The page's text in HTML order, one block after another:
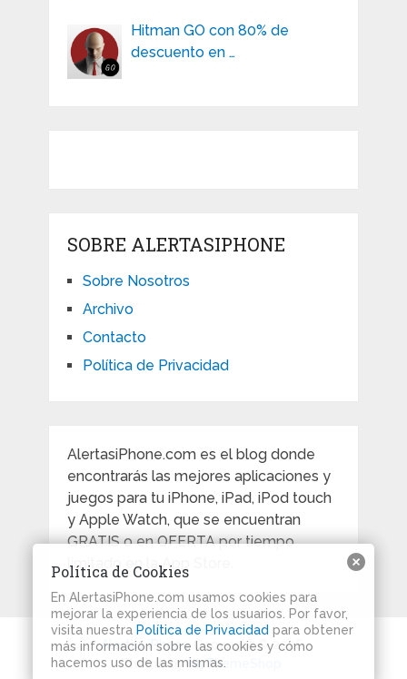
Hitman GO con 80% de
descuento en …
SOBRE ALERTASIPHONE
Sobre Nosotros
Archivo
Contacto
Política de Privacidad
AlertasiPhone.com es el blog donde
encontrarás las mejores aplicaciones y
juegos para tu iPhone, iPad, iPod touch
y Apple Watch, que se encuentran
GRATIS o en OFERTA por tiempo
limitado en la App Store.
Alertas iPhoneCopyright © 2026.
Theme byMyThemeShop
Política de Cookies
En AlertasiPhone.com usamos cookies para
mejorar la experiencia de los usuarios. Por favor,
visita nuestra Política de Privacidad para obtener
más información sobre las cookies y cómo
hacemos uso de las mismas.